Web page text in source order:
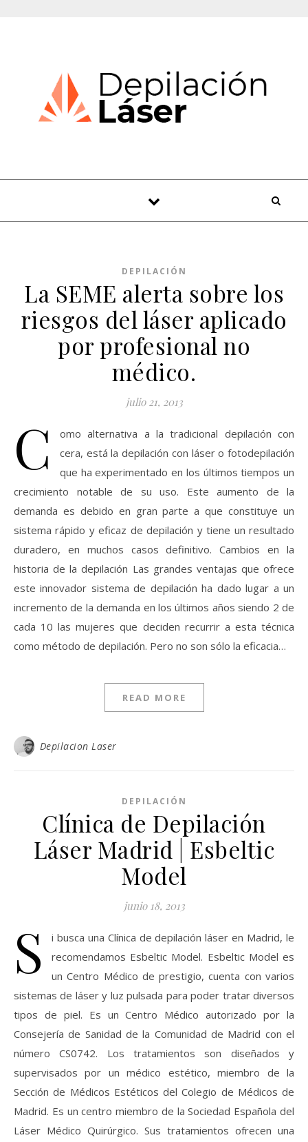
DEPILACIÓN
La SEME alerta sobre los
riesgos del láser aplicado
por profesional no
médico.
julio 21, 2013
C
omo alternativa a la tradicional depilación con
cera, está la depilación con láser o fotodepilación
que ha experimentado en los últimos tiempos un
crecimiento notable de su uso. Este aumento de la
demanda es debido en gran parte a que constituye un
sistema rápido y eficaz de depilación y tiene un resultado
duradero, en muchos casos definitivo. Cambios en la
historia de la depilación Las grandes ventajas que ofrece
este innovador sistema de depilación ha dado lugar a un
incremento de la demanda en los últimos años siendo 2 de
cada 10 las mujeres que deciden recurrir a esta técnica
como método de depilación. Pero no son sólo la eficacia…
READ MORE
Depilacion Laser
DEPILACIÓN
Clínica de Depilación
Láser Madrid | Esbeltic
Model
junio 18, 2013
S
i busca una Clínica de depilación láser en Madrid, le
recomendamos Esbeltic Model. Esbeltic Model es
un Centro Médico de prestigio, cuenta con varios
sistemas de láser y luz pulsada para poder tratar diversos
tipos de piel. Es un Centro Médico autorizado por la
Consejería de Sanidad de la Comunidad de Madrid con el
número CS0742. Los tratamientos son diseñados y
supervisados por un médico estético, miembro de la
Sección de Médicos Estéticos del Colegio de Médicos de
Madrid. Es un centro miembro de la Sociedad Española del
Láser Médico Quirúrgico. Sus tratamientos ofrecen una